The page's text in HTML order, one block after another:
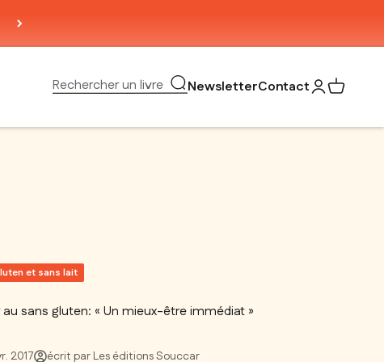
Ouvrir la recherche
Rechercher un livre NewsletterContactOuvrir le
Voir mon
et sans lait
au sans gluten: « Un mieux-être immédiat »
2017 écrit par Les éditions Souccar